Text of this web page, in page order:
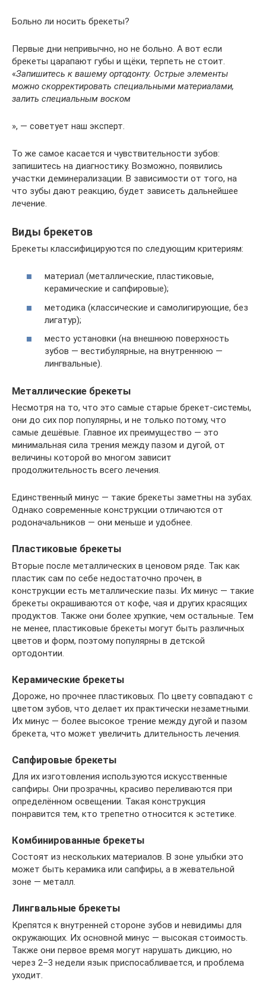
Больно ли носить брекеты?
Первые дни непривычно, но не больно. А вот если
брекеты царапают губы и щёки, терпеть не стоит.
«Запишитесь к вашему ортодонту. Острые элементы
можно скорректировать специальными материалами,
залить специальным воском
», — советует наш эксперт.
То же самое касается и чувствительности зубов:
запишитесь на диагностику. Возможно, появились
участки деминерализации. В зависимости от того, на
что зубы дают реакцию, будет зависеть дальнейшее
лечение.
Виды брекетов
Брекеты классифицируются по следующим критериям:
материал (металлические, пластиковые,
керамические и сапфировые);
методика (классические и самолигирующие, без
лигатур);
место установки (на внешнюю поверхность
зубов — вестибулярные, на внутреннюю —
лингвальные).
Металлические брекеты
Несмотря на то, что это самые старые брекет-системы,
они до сих пор популярны, и не только потому, что
самые дешёвые. Главное их преимущество — это
минимальная сила трения между пазом и дугой, от
величины которой во многом зависит
продолжительность всего лечения.
Единственный минус — такие брекеты заметны на зубах.
Однако современные конструкции отличаются от
родоначальников — они меньше и удобнее.
Пластиковые брекеты
Вторые после металлических в ценовом ряде. Так как
пластик сам по себе недостаточно прочен, в
конструкции есть металлические пазы. Их минус — такие
брекеты окрашиваются от кофе, чая и других красящих
продуктов. Также они более хрупкие, чем остальные. Тем
не менее, пластиковые брекеты могут быть различных
цветов и форм, поэтому популярны в детской
ортодонтии.
Керамические брекеты
Дороже, но прочнее пластиковых. По цвету совпадают с
цветом зубов, что делает их практически незаметными.
Их минус — более высокое трение между дугой и пазом
брекета, что может увеличить длительность лечения.
Сапфировые брекеты
Для их изготовления используются искусственные
сапфиры. Они прозрачны, красиво переливаются при
определённом освещении. Такая конструкция
понравится тем, кто трепетно относится к эстетике.
Комбинированные брекеты
Состоят из нескольких материалов. В зоне улыбки это
может быть керамика или сапфиры, а в жевательной
зоне — металл.
Лингвальные брекеты
Крепятся к внутренней стороне зубов и невидимы для
окружающих. Их основной минус — высокая стоимость.
Также они первое время могут нарушать дикцию, но
через 2–3 недели язык приспосабливается, и проблема
уходит.